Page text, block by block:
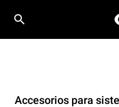
Accesorios para